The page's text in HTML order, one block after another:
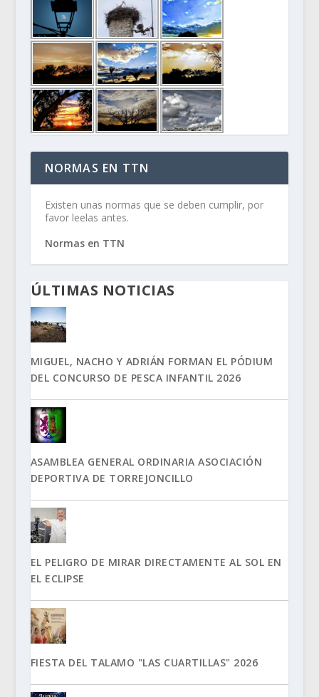
NORMAS EN TTN
Existen unas normas que se deben cumplir, por
favor leelas antes.
Normas en TTN
ÚLTIMAS NOTICIAS
MIGUEL, NACHO Y ADRIÁN FORMAN EL PÓDIUM
DEL CONCURSO DE PESCA INFANTIL 2026
ASAMBLEA GENERAL ORDINARIA ASOCIACIÓN
DEPORTIVA DE TORREJONCILLO
EL PELIGRO DE MIRAR DIRECTAMENTE AL SOL EN
EL ECLIPSE
FIESTA DEL TALAMO "LAS CUARTILLAS" 2026